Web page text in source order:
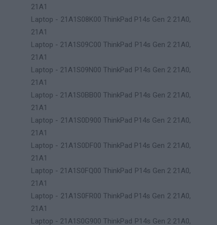
21A1
Laptop - 21A1S08K00 ThinkPad P14s Gen 2 21A0,
21A1
Laptop - 21A1S09C00 ThinkPad P14s Gen 2 21A0,
21A1
Laptop - 21A1S09N00 ThinkPad P14s Gen 2 21A0,
21A1
Laptop - 21A1S0BB00 ThinkPad P14s Gen 2 21A0,
21A1
Laptop - 21A1S0D900 ThinkPad P14s Gen 2 21A0,
21A1
Laptop - 21A1S0DF00 ThinkPad P14s Gen 2 21A0,
21A1
Laptop - 21A1S0FQ00 ThinkPad P14s Gen 2 21A0,
21A1
Laptop - 21A1S0FR00 ThinkPad P14s Gen 2 21A0,
21A1
Laptop - 21A1S0G900 ThinkPad P14s Gen 2 21A0,